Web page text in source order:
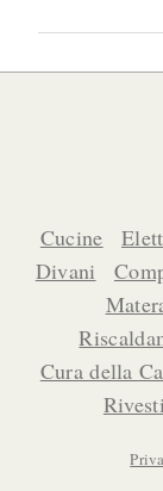
Cucine
Divani
Cura della